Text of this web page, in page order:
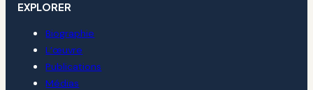
EXPLORER
Biographie
L’œuvre
Publications
Médias